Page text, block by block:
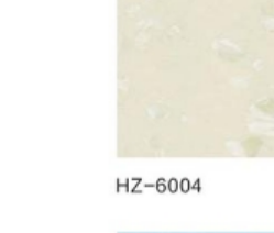
呼伦贝尔洁净门窗系列